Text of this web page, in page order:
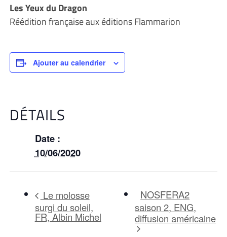
Les Yeux du Dragon
Réédition française aux éditions Flammarion
Ajouter au calendrier
DÉTAILS
Date :
10/06/2020
Le molosse
surgi du soleil,
FR, Albin Michel
NOSFERA2
saison 2, ENG,
diffusion américaine